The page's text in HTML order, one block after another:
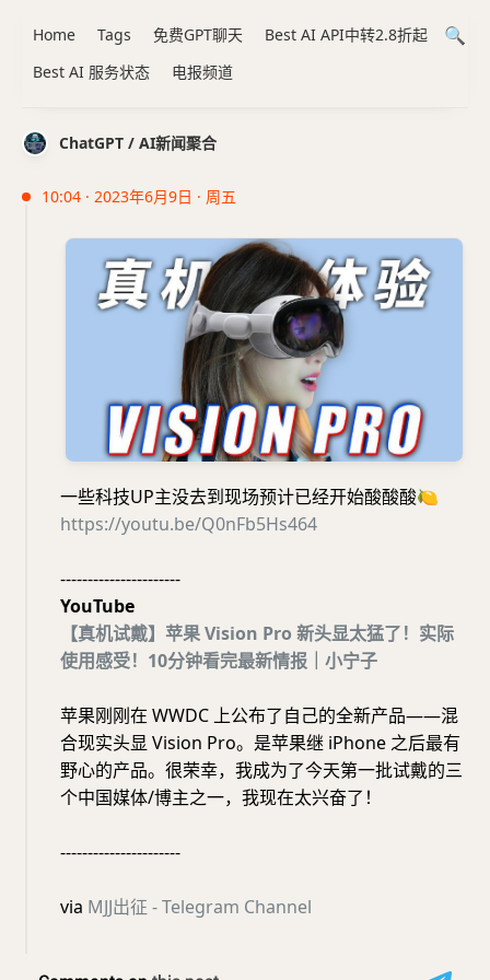
ChatGPT / AI新闻聚合
10:04 · 2023年6月9日 · 周五
一些科技UP主没去到现场预计已经开始酸酸酸🍋
https://youtu.be/Q0nFb5Hs464
----------------------
YouTube
【真机试戴】苹果 Vision Pro 新头显太猛了！实际
使用感受！10分钟看完最新情报｜小宁子
苹果刚刚在 WWDC 上公布了自己的全新产品——混
合现实头显 Vision Pro。是苹果继 iPhone 之后最有
野心的产品。很荣幸，我成为了今天第一批试戴的三
个中国媒体/博主之一，我现在太兴奋了！
----------------------
via MJJ出征 - Telegram Channel
Home Tags 免费GPT聊天
Best AI API中转2.8折起
Best AI 服务状态
电报频道